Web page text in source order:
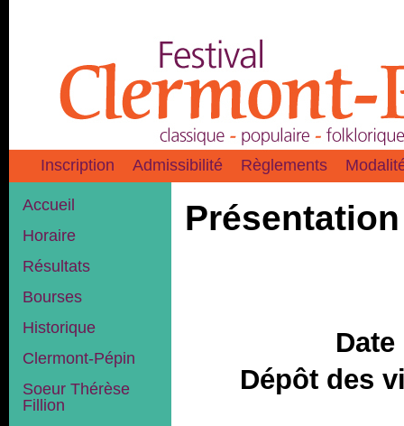
Inscription Admissibilité Règlements
Accueil
Horaire
Résultats
Bourses
Historique
Clermont-Pépin
Soeur Thérèse
Fillion
Dépôt des